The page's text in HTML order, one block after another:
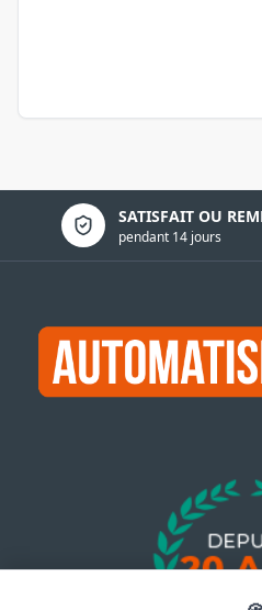
SATISFAIT OU
pendant 14 jours
Politique de confidentialité